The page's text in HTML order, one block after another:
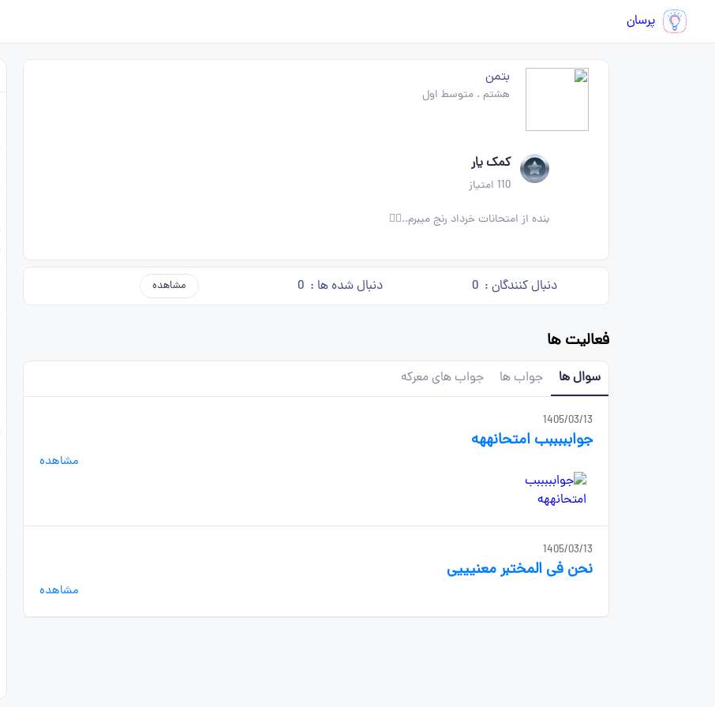
پرسان
بتمن
هشتم .متوسط اول
کمک یار
110 امتیاز
بنده از امتحانات خرداد رنج میبرم..🤦‍♀️
دنبال کنندگان : 0 دنبال شده ها : 0 مشاهده
فعالیت ها
سوال ها جواب ها جواب های معرکه
1405/03/13
جوابببببب امتحانههه
مشاهده
1405/03/13
نحن فی المختبر معنیییی
مشاهده